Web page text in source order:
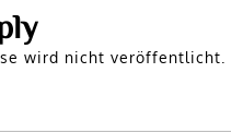
wird nicht veröffentlicht.